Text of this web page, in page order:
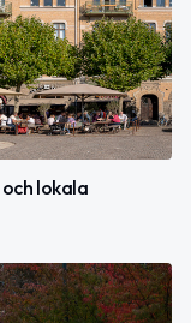
lokala